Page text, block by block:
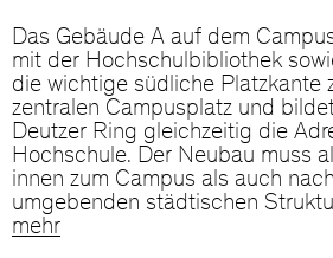
Das Gebäude A auf dem
mit der Hochschulbibliothek
die wichtige südliche Platzkante
zentralen Campusplatz und
Deutzer Ring gleichzeitig die
Hochschule. Der Neubau muss
innen zum Campus als auch
umgebenden städtischen
mehr